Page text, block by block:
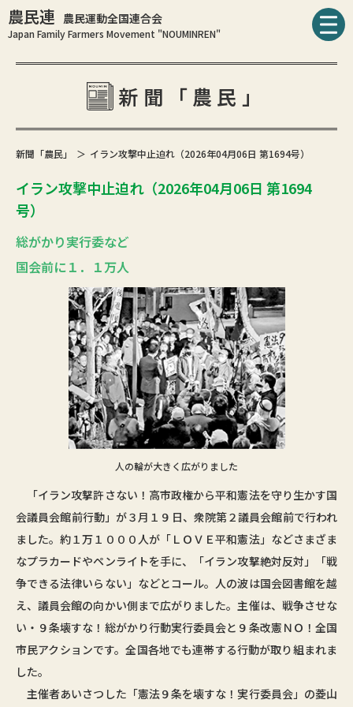
農民連 農民運動全国連合会
Japan Family Farmers Movement "NOUMINREN"
新聞「農民」
新聞「農民」 イラン攻撃中止迫れ（2026年04月06日 第1694号）
イラン攻撃中止迫れ（2026年04月06日 第1694
号）
総がかり実行委など
国会前に１．１万人
人の輪が大きく広がりました
「イラン攻撃許さない！高市政権から平和憲法を守り生かす国
会議員会館前行動」が３月１９日、衆院第２議員会館前で行われ
ました。約１万１０００人が「ＬＯＶＥ平和憲法」などさまざま
なプラカードやペンライトを手に、「イラン攻撃絶対反対」「戦
争できる法律いらない」などとコール。人の波は国会図書館を越
え、議員会館の向かい側まで広がりました。主催は、戦争させな
い・９条壊すな！総がかり行動実行委員会と９条改憲ＮＯ！全国
市民アクションです。全国各地でも連帯する行動が取り組まれま
した。
主催者あいさつした「憲法９条を壊すな！実行委員会」の菱山